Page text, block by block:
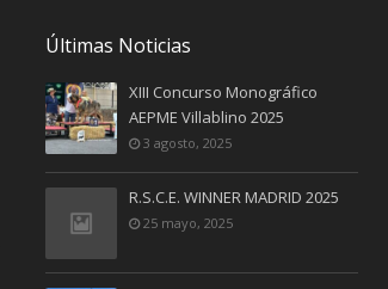
Últimas Noticias
XIII Concurso Monográfico
AEPME Villablino 2025
3 agosto, 2025
R.S.C.E. WINNER MADRID 2025
25 mayo, 2025